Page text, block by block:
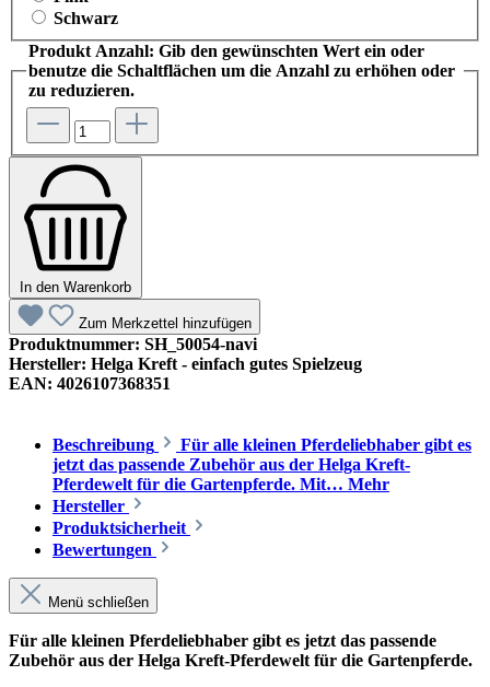
Schwarz
Produkt Anzahl: Gib den gewünschten Wert ein oder
benutze die Schaltflächen um die Anzahl zu erhöhen oder
zu reduzieren.
In den Warenkorb
Zum Merkzettel hinzufügen
Produktnummer: SH_50054-navi
Hersteller: Helga Kreft - einfach gutes Spielzeug
EAN: 4026107368351
Beschreibung
Für alle kleinen Pferdeliebhaber gibt es
jetzt das passende Zubehör aus der Helga Kreft-
Pferdewelt für die Gartenpferde. Mit… Mehr
Hersteller
Produktsicherheit
Bewertungen
Menü schließen
Für alle kleinen Pferdeliebhaber gibt es jetzt das passende
Zubehör aus der Helga Kreft-Pferdewelt für die Gartenpferde.